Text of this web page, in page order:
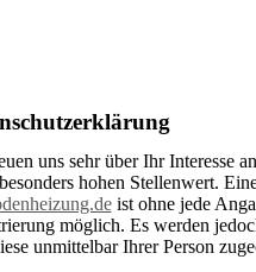
uns sehr über Ihr Interesse
hohen Stellenwert.
ist ohne jede
möglich. Es werden
unmittelbar Ihrer Person